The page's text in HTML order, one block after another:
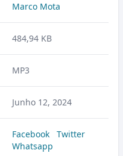
Marco Mota
484,94 KB
MP3
Junho 12, 2024
Facebook
Twitter
Whatsapp